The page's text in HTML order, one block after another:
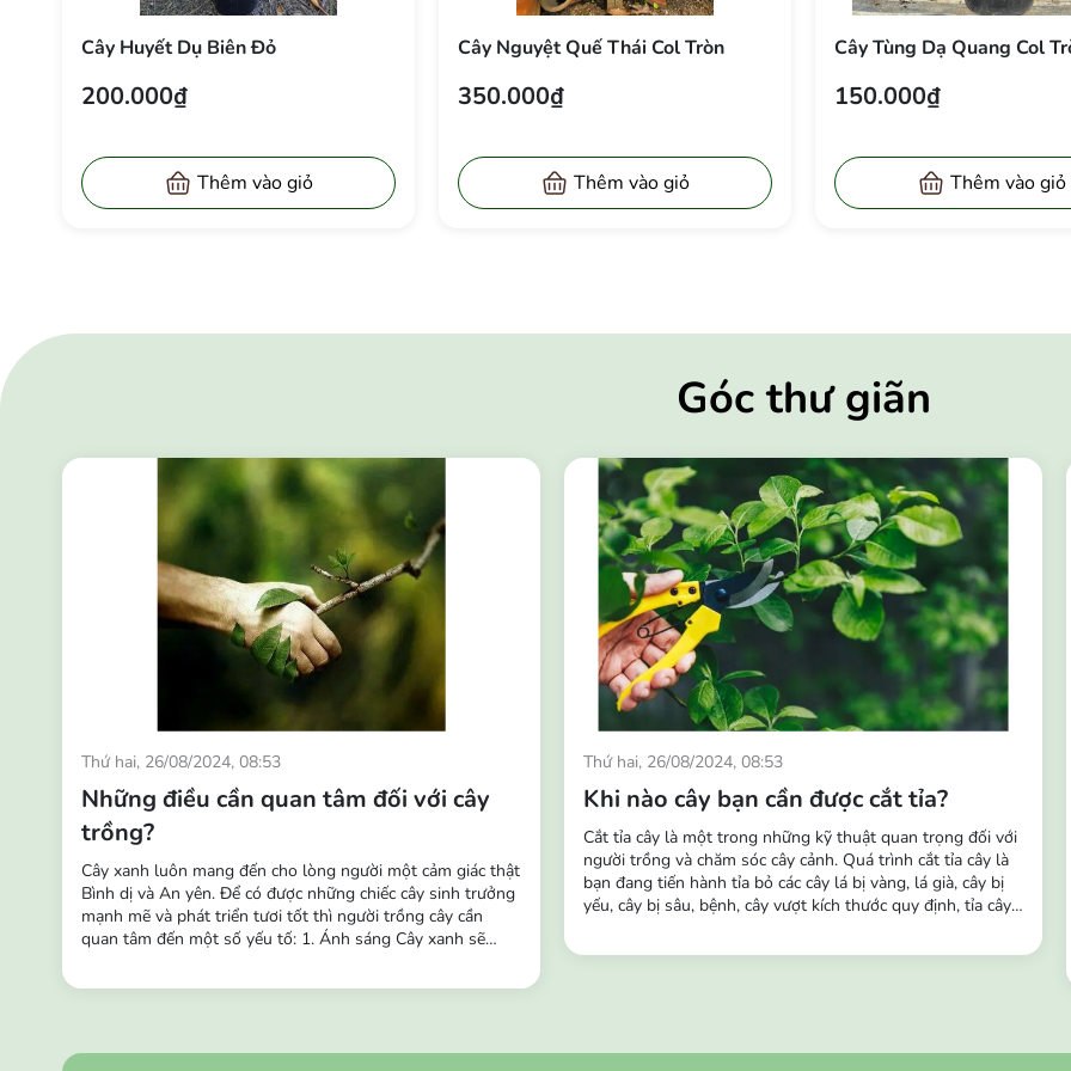
Cây Chuối "Heliconia Temptress"
100.000₫
Thêm vào giỏ
Cây Huyết Dụ Biên Đỏ
200.000₫
Thêm vào giỏ
Cây Nguyệt Quế Thái Col
350.000₫
Thêm vào giỏ
Góc thư giãn
Thứ hai, 26/08/2024, 08:53
Những điều cần quan tâm đối với cây
trồng?
Cây xanh luôn mang đến cho lòng người một cảm giác thật
Bình dị và An yên. Để có được những chiếc cây sinh trưởng
mạnh mẽ và phát triển tươi tốt thì người trồng cây cần
quan tâm đến một số yếu tố: 1. Ánh sáng Cây xanh sẽ
theo thời gian chúng cũng sẽ thích nghi với các môi trường
Thứ hai, 26/08/2024, 08:53
Khi nào cây bạn cần được cắt tỉa?
Cắt tỉa cây là một trong những kỹ thuật quan trọng đối với
người trồng và chăm sóc cây cảnh. Quá trình cắt tỉa cây là
bạn đang tiến hành tỉa bỏ các cây lá bị vàng, lá già, cây bị
yếu, cây bị sâu, bệnh, cây vượt kích thước quy định, tỉa cây
mọc hoặc cây bị chết,... Tầm quan trọng của việc cắt tỉa